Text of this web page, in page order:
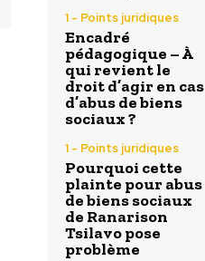
1 - Points juridiques
Encadré
pédagogique – À
qui revient le
droit d’agir en cas
d’abus de biens
sociaux ?
1 - Points juridiques
Pourquoi cette
plainte pour abus
de biens sociaux
de Ranarison
Tsilavo pose
problème